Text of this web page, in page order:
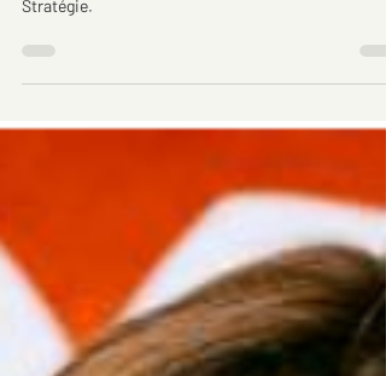
Consultante en stratégie d'entreprise @Emilie
Stratégie.